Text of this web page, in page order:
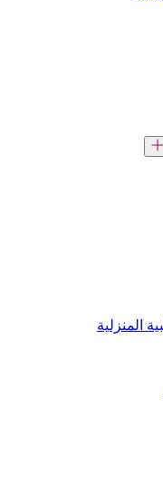
المنزلية